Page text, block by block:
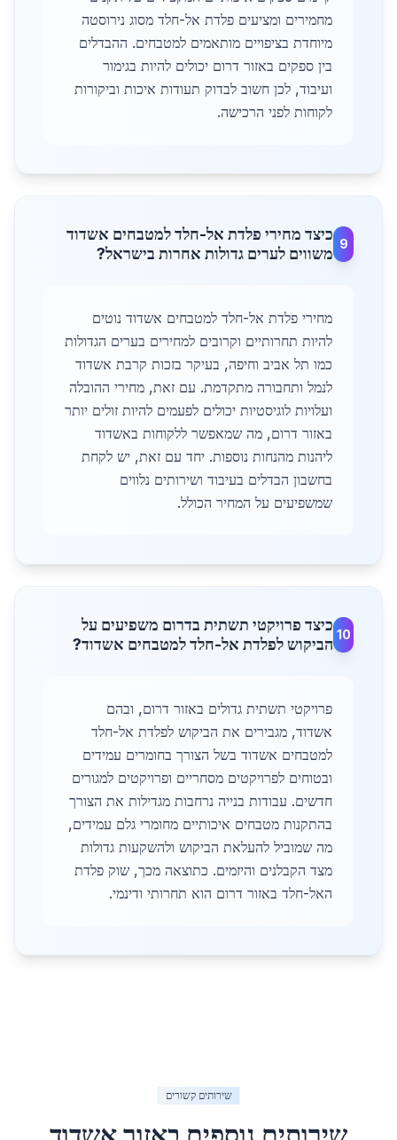
מחמירים ומציעים פלדת אל-חלד מסוג נירוסטה
מיוחדת בציפויים מותאמים למטבחים. ההבדלים
בין ספקים באזור דרום יכולים להיות בגימור
ועיבוד, לכן חשוב לבדוק תעודות איכות וביקורות
לקוחות לפני הרכישה.
9
כיצד מחירי פלדת אל-חלד למטבחים אשדוד
משווים לערים גדולות אחרות בישראל?
מחירי פלדת אל-חלד למטבחים אשדוד נוטים
להיות תחרותיים וקרובים למחירים בערים הגדולות
כמו תל אביב וחיפה, בעיקר בזכות קרבת אשדוד
לנמל ותחבורה מתקדמת. עם זאת, מחירי ההובלה
ועלויות לוגיסטיות יכולים לפעמים להיות זולים יותר
באזור דרום, מה שמאפשר ללקוחות באשדוד
ליהנות מהנחות נוספות. יחד עם זאת, יש לקחת
בחשבון הבדלים בעיבוד ושירותים נלווים
שמשפיעים על המחיר הכולל.
10
כיצד פרויקטי תשתית בדרום משפיעים על
הביקוש לפלדת אל-חלד למטבחים אשדוד?
פרויקטי תשתית גדולים באזור דרום, ובהם
אשדוד, מגבירים את הביקוש לפלדת אל-חלד
למטבחים אשדוד בשל הצורך בחומרים עמידים
ובטוחים לפרויקטים מסחריים ופרויקטים למגורים
חדשים. עבודות בנייה נרחבות מגדילות את הצורך
בהתקנות מטבחים איכותיים מחומרי גלם עמידים,
מה שמוביל להעלאת הביקוש ולהשקעות גדולות
מצד הקבלנים והיזמים. כתוצאה מכך, שוק פלדת
האל-חלד באזור דרום הוא תחרותי ודינמי.
שירותים קשורים